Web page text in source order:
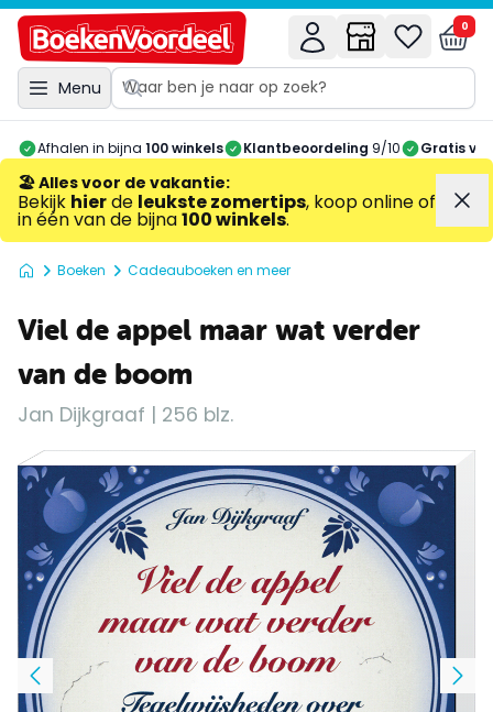
Menu
0
Afhalen in bijna 100 winkels Klantbeoordeling 9/10 Gratis
🏖️ Alles voor de vakantie:
Bekijk hierde leukste zomertips, koop online of
in één van de bijna100 winkels.
Boeken Cadeauboeken en meer
Viel de appel maar wat verder
van de boom
Jan Dijkgraaf | 256 blz.